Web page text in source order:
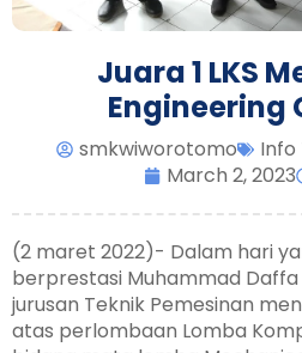
Juara 1 LKS
Engineering
smkwiworotomo Info
March 2, 2023
(2 maret 2022)- Dalam hari
berprestasi Muhammad Daffa
jurusan Teknik Pemesinan
atas perlombaan Lomba